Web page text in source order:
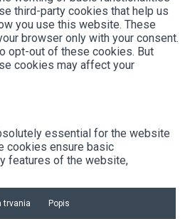
third-party cookies that help us
you use this website. These
browser only with your consent.
opt-out of these cookies. But
cookies may affect your
essential for the website
cookies ensure basic
features of the website,
trvania Popis